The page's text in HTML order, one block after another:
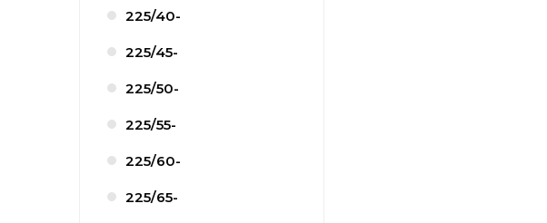
225/40-
225/45-
225/50-
225/55-
225/60-
225/65-